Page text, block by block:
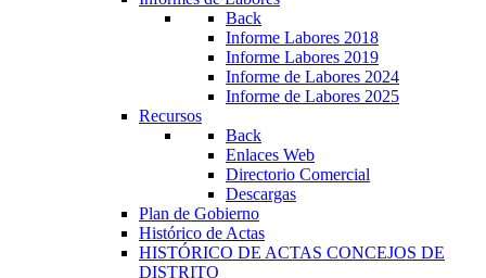
Back
Informe Labores 2018
Informe Labores 2019
Informe de Labores 2024
Informe de Labores 2025
Recursos
Back
Enlaces Web
Directorio Comercial
Descargas
Plan de Gobierno
Histórico de Actas
HISTÓRICO DE ACTAS CONCEJOS DE
DISTRITO